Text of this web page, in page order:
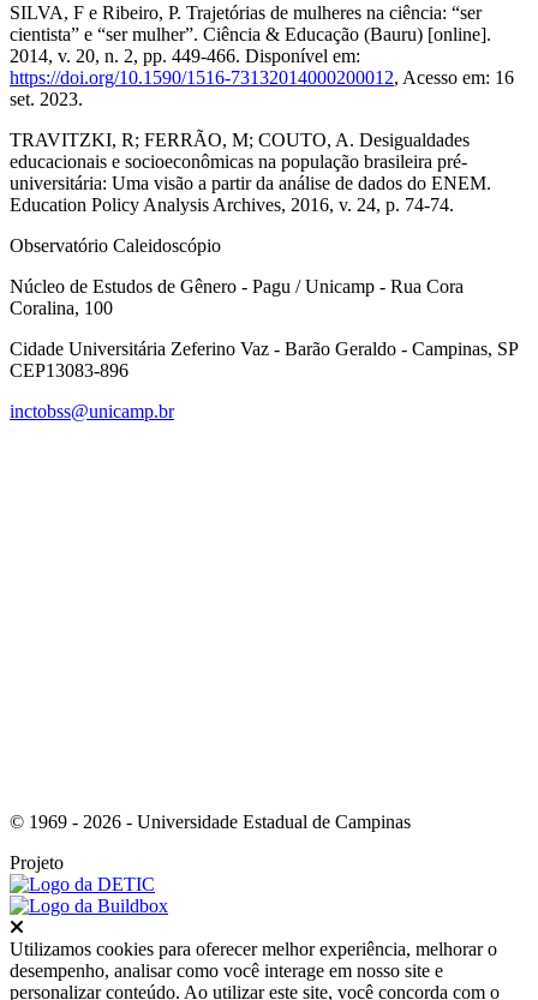
SILVA, F e Ribeiro, P. Trajetórias de mulheres na ciência: “ser
cientista” e “ser mulher”. Ciência & Educação (Bauru) [online].
2014, v. 20, n. 2, pp. 449-466. Disponível em:
https://doi.org/10.1590/1516-73132014000200012, Acesso em: 16
set. 2023.
TRAVITZKI, R; FERRÃO, M; COUTO, A. Desigualdades
educacionais e socioeconômicas na população brasileira pré-
universitária: Uma visão a partir da análise de dados do ENEM.
Education Policy Analysis Archives, 2016, v. 24, p. 74-74.
Observatório Caleidoscópio
Núcleo de Estudos de Gênero - Pagu / Unicamp - Rua Cora
Coralina, 100
Cidade Universitária Zeferino Vaz - Barão Geraldo - Campinas, SP
CEP13083-896
inctobss@unicamp.br
© 1969 - 2026 - Universidade Estadual de Campinas
Projeto
Utilizamos cookies para oferecer melhor experiência, melhorar o
desempenho, analisar como você interage em nosso site e
personalizar conteúdo. Ao utilizar este site, você concorda com o